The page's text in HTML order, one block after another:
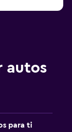
autos
para ti